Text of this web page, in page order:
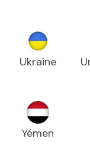
Ukraine
Yémen